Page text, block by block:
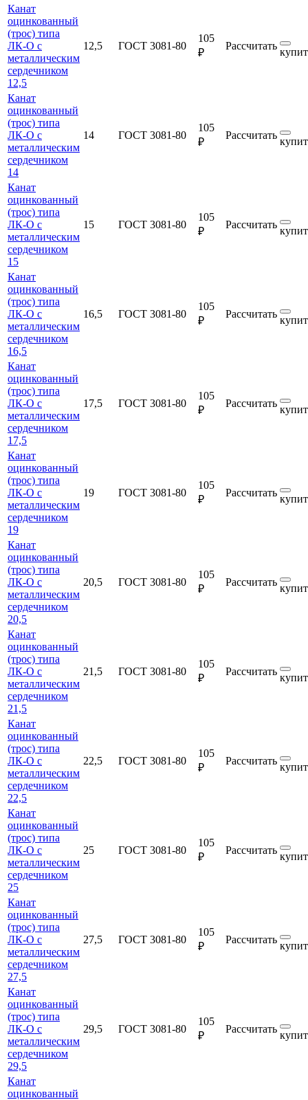
Канат
оцинкованный
(трос) типа
ЛК-О с
металлическим
сердечником
12,5
12,5 ГОСТ 3081-80
105
₽
Рассчитать
Канат
оцинкованный
(трос) типа
ЛК-О с
металлическим
сердечником
14
14 ГОСТ 3081-80
105
₽
Рассчитать
Канат
оцинкованный
(трос) типа
ЛК-О с
металлическим
сердечником
15
15 ГОСТ 3081-80
105
₽
Рассчитать
Канат
оцинкованный
(трос) типа
ЛК-О с
металлическим
сердечником
16,5
16,5 ГОСТ 3081-80
105
₽
Рассчитать
Канат
оцинкованный
(трос) типа
ЛК-О с
металлическим
сердечником
17,5
17,5 ГОСТ 3081-80
105
₽
Рассчитать
Канат
оцинкованный
(трос) типа
ЛК-О с
металлическим
сердечником
19
19 ГОСТ 3081-80
105
₽
Рассчитать
Канат
оцинкованный
(трос) типа
ЛК-О с
металлическим
сердечником
20,5
20,5 ГОСТ 3081-80
105
₽
Рассчитать
Канат
оцинкованный
(трос) типа
ЛК-О с
металлическим
сердечником
21,5
21,5 ГОСТ 3081-80
105
₽
Рассчитать
Канат
оцинкованный
(трос) типа
ЛК-О с
металлическим
сердечником
22,5
22,5 ГОСТ 3081-80
105
₽
Рассчитать
Канат
оцинкованный
(трос) типа
ЛК-О с
металлическим
сердечником
25
25 ГОСТ 3081-80
105
₽
Рассчитать
Канат
оцинкованный
(трос) типа
ЛК-О с
металлическим
сердечником
27,5
27,5 ГОСТ 3081-80
105
₽
Рассчитать
Канат
оцинкованный
(трос) типа
ЛК-О с
металлическим
сердечником
29,5
29,5 ГОСТ 3081-80
105
₽
Рассчитать
Канат
оцинкованный